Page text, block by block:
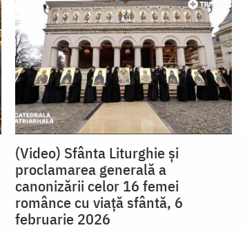
(Video) Sfânta Liturghie și
proclamarea generală a
canonizării celor 16 femei
românce cu viață sfântă, 6
februarie 2026